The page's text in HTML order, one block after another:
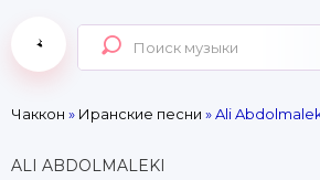
Чаккон » Иранские песни » Ali Abdolmaleki -
ALI ABDOLMALEKI